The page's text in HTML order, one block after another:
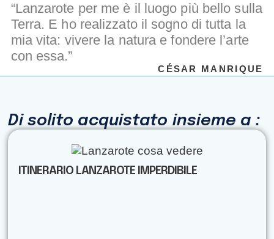
“Lanzarote per me è il luogo più bello sulla
Terra. E ho realizzato il sogno di tutta la
mia vita: vivere la natura e fondere l’arte
con essa.”
CÉSAR MANRIQUE
Di solito acquistato insieme a :
ITINERARIO LANZAROTE IMPERDIBILE